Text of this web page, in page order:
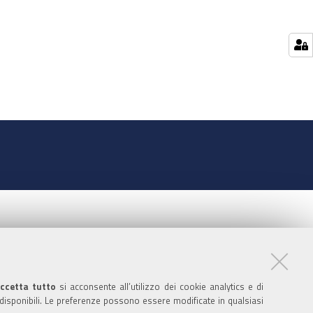
tutto si acconsente all’utilizzo dei cookie analytics e di
Le preferenze possono essere modificate in qualsiasi